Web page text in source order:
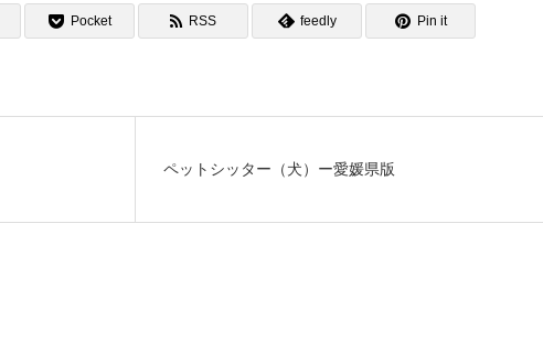
Pocket RSS feedly Pin it
ペットシッター（犬）ー愛媛県版